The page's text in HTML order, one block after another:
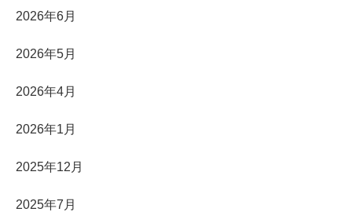
2026年6月
2026年5月
2026年4月
2026年1月
2025年12月
2025年7月